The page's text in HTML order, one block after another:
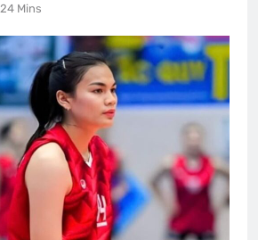
24 Mins